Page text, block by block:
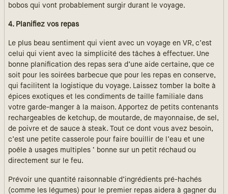
bobos qui vont probablement surgir durant le voyage.
4. Planifiez vos repas
Le plus beau sentiment qui vient avec un voyage en VR, c’est
celui qui vient avec la simplicité des tâches à effectuer. Une
bonne planification des repas sera d’une aide certaine, que ce
soit pour les soirées barbecue que pour les repas en conserve,
qui facilitent la logistique du voyage. Laissez tomber la boîte à
épices exotiques et les condiments de taille familiale dans
votre garde-manger à la maison. Apportez de petits contenants
rechargeables de ketchup, de moutarde, de mayonnaise, de sel,
de poivre et de sauce à steak. Tout ce dont vous avez besoin,
c’est une petite casserole pour faire bouillir de l’eau et une
poêle à usages multiples ‘ bonne sur un petit réchaud ou
directement sur le feu.
Prévoir une quantité raisonnable d’ingrédients pré-hachés
(comme les légumes) pour le premier repas aidera à gagner du